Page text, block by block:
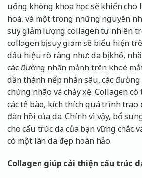
uống không khoa học sẽ khiến cho
hoá, và một trong những nguyên
suy giảm lượng collagen tự nhiên
collagen bị suy giảm sẽ biểu hiện
dấu hiệu rõ ràng như: da bị khô,
các đường nhăn mảnh trên khoé
dần thành nếp nhăn sâu, các
chùng nhão và chảy xệ. Collagen
các tế bào, kích thích quá trình trao
đàn hồi của da. Chính vì vậy, bổ
cho cấu trúc da của bạn vững chắc
có một làn da đẹp hoàn hảo.
Collagen giúp cải thiện cấu trúc